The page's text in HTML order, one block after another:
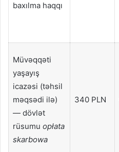
baxılma haqqı
Müvəqqəti
yaşayış
icazəsi (təhsil
məqsədi ilə)
— dövlət
rüsumu opłata
skarbowa
340 PLN